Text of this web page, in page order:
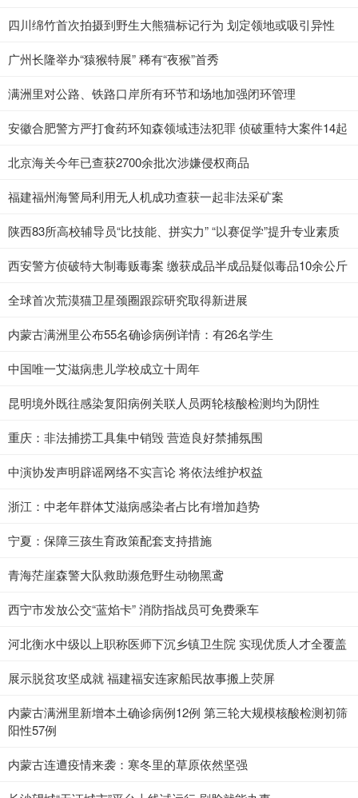
四川绵竹首次拍摄到野生大熊猫标记行为 划定领地或吸引异性
广州长隆举办“猿猴特展” 稀有“夜猴”首秀
满洲里对公路、铁路口岸所有环节和场地加强闭环管理
安徽合肥警方严打食药环知森领域违法犯罪 侦破重特大案件14起
北京海关今年已查获2700余批次涉嫌侵权商品
福建福州海警局利用无人机成功查获一起非法采矿案
陕西83所高校辅导员“比技能、拼实力” “以赛促学”提升专业素质
西安警方侦破特大制毒贩毒案 缴获成品半成品疑似毒品10余公斤
全球首次荒漠猫卫星颈圈跟踪研究取得新进展
内蒙古满洲里公布55名确诊病例详情：有26名学生
中国唯一艾滋病患儿学校成立十周年
昆明境外既往感染复阳病例关联人员两轮核酸检测均为阴性
重庆：非法捕捞工具集中销毁 营造良好禁捕氛围
中演协发声明辟谣网络不实言论 将依法维护权益
浙江：中老年群体艾滋病感染者占比有增加趋势
宁夏：保障三孩生育政策配套支持措施
青海茫崖森警大队救助濒危野生动物黑鸢
西宁市发放公交“蓝焰卡” 消防指战员可免费乘车
河北衡水中级以上职称医师下沉乡镇卫生院 实现优质人才全覆盖
展示脱贫攻坚成就 福建福安连家船民故事搬上荧屏
内蒙古满洲里新增本土确诊病例12例 第三轮大规模核酸检测初筛
阳性57例
内蒙古连遭疫情来袭：寒冬里的草原依然坚强